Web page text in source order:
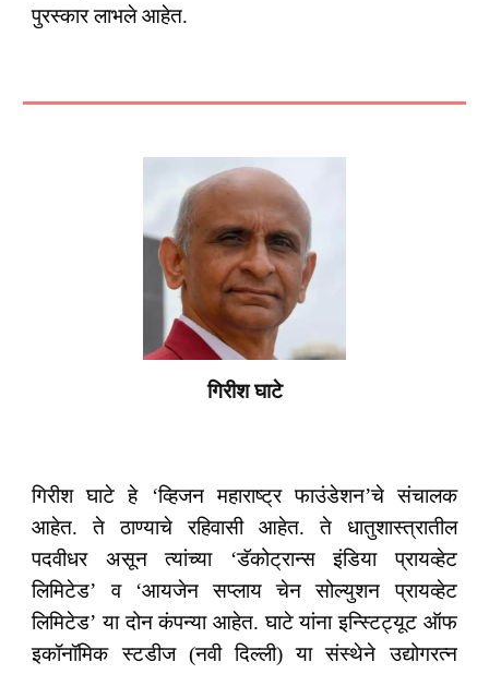
पुरस्‍कार लाभले आहेत.
गिरीश घाटे
गिरीश घाटे हे ‘व्हिजन महाराष्ट्र फाउंडेशन’चे संचालक
आहेत. ते ठाण्याचे रहिवासी आहेत. ते धातुशास्त्रातील
पदवीधर असून त्यांच्या ‘डॅकोट्रान्स इंडिया प्रायव्हेट
लिमिटेड’ व ‘आयजेन सप्लाय चेन सोल्युशन प्रायव्हेट
लिमिटेड’ या दोन कंपन्या आहेत. घाटे यांना इन्स्टिट्यूट ऑफ
इकॉनॉमिक स्टडीज (नवी दिल्ली) या संस्थेने उद्योगरत्न